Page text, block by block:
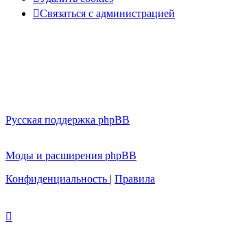
Связаться с администрацией
Русская поддержка phpBB
Моды и расширения phpBB
Конфиденциальность | Правила